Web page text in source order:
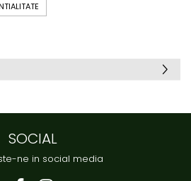
SOCIAL
ne in social media